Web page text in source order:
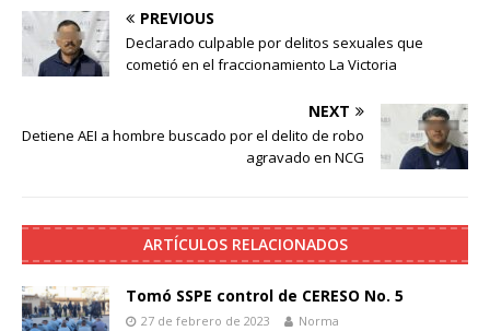
PREVIOUS
Declarado culpable por delitos sexuales que
cometió en el fraccionamiento La Victoria
NEXT
Detiene AEI a hombre buscado por el delito de robo
agravado en NCG
ARTÍCULOS RELACIONADOS
Tomó SSPE control de CERESO No. 5
27 de febrero de 2023 Norma